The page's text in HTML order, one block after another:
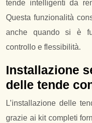
tende intelligenti da
Questa funzionalità
anche quando si è
controllo e flessibilità.
Installazione
delle tende
L’installazione delle
grazie ai kit completi